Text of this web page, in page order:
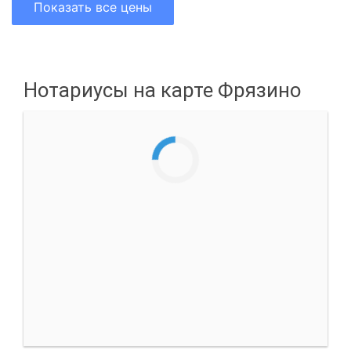
Показать все цены
Нотариусы на карте Фрязино